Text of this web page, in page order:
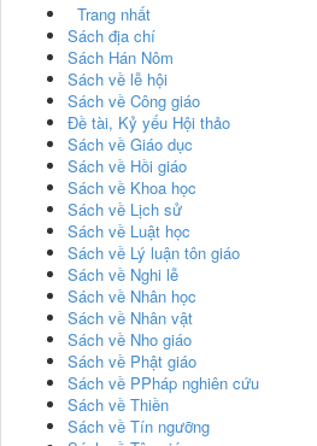
Trang nhất
Sách địa chí
Sách Hán Nôm
Sách về lễ hội
Sách về Công giáo
Đề tài, Kỷ yếu Hội thảo
Sách về Giáo dục
Sách về Hồi giáo
Sách về Khoa học
Sách về Lịch sử
Sách về Luật học
Sách về Lý luận tôn giáo
Sách về Nghi lễ
Sách về Nhân học
Sách về Nhân vật
Sách về Nho giáo
Sách về Phật giáo
Sách về PPháp nghiên cứu
Sách về Thiền
Sách về Tín ngưỡng